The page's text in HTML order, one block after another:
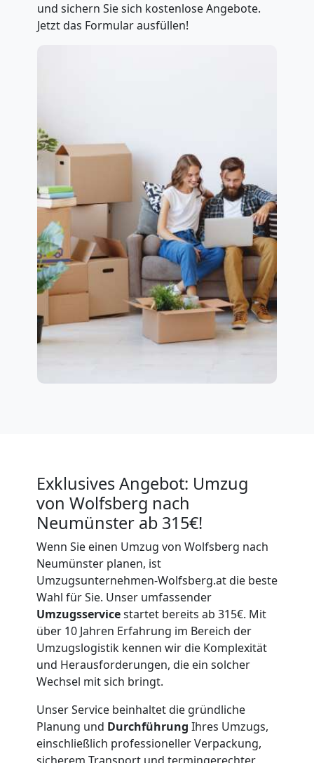
und sichern Sie sich kostenlose Angebote.
Jetzt das Formular ausfüllen!
Exklusives Angebot: Umzug
von Wolfsberg nach
Neumünster ab 315€!
Wenn Sie einen Umzug von Wolfsberg nach
Neumünster planen, ist
Umzugsunternehmen-Wolfsberg.at die beste
Wahl für Sie. Unser umfassender
Umzugsservicestartet bereits ab 315€. Mit
über 10 Jahren Erfahrung im Bereich der
Umzugslogistik kennen wir die Komplexität
und Herausforderungen, die ein solcher
Wechsel mit sich bringt.
Unser Service beinhaltet die gründliche
Planung und Durchführung Ihres Umzugs,
einschließlich professioneller Verpackung,
sicherem Transport und termingerechter